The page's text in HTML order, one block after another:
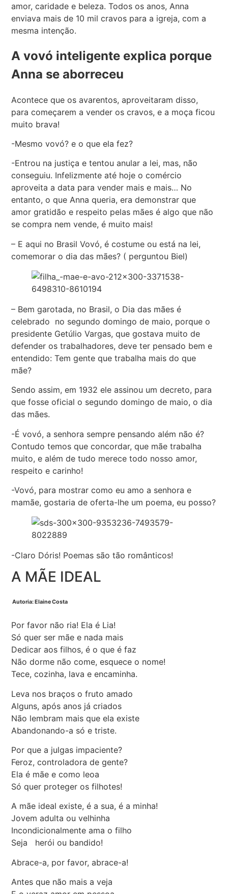
amor, caridade e beleza. Todos os anos, Anna
enviava mais de 10 mil cravos para a igreja, com a
mesma intenção.
A vovó inteligente explica porque
Anna se aborreceu
Acontece que os avarentos, aproveitaram disso,
para começarem a vender os cravos, e a moça ficou
muito brava!
-Mesmo vovó? e o que ela fez?
-Entrou na justiça e tentou anular a lei, mas, não
conseguiu. Infelizmente até hoje o comércio
aproveita a data para vender mais e mais… No
entanto, o que Anna queria, era demonstrar que
amor gratidão e respeito pelas mães é algo que não
se compra nem vende, é muito mais!
– E aqui no Brasil Vovó, é costume ou está na lei,
comemorar o dia das mães? ( perguntou Biel)
– Bem garotada, no Brasil, o Dia das mães é
celebrado no segundo domingo de maio, porque o
presidente Getúlio Vargas, que gostava muito de
defender os trabalhadores, deve ter pensado bem e
entendido: Tem gente que trabalha mais do que
mãe?
Sendo assim, em 1932 ele assinou um decreto, para
que fosse oficial o segundo domingo de maio, o dia
das mães.
-É vovó, a senhora sempre pensando além não é?
Contudo temos que concordar, que mãe trabalha
muito, e além de tudo merece todo nosso amor,
respeito e carinho!
-Vovó, para mostrar como eu amo a senhora e
mamãe, gostaria de oferta-lhe um poema, eu posso?
-Claro Dóris! Poemas são tão românticos!
A MÃE IDEAL
Autoria: Elaine Costa
Por favor não ria! Ela é Lia!
Só quer ser mãe e nada mais
Dedicar aos filhos, é o que é faz
Não dorme não come, esquece o nome!
Tece, cozinha, lava e encaminha.
Leva nos braços o fruto amado
Alguns, após anos já criados
Não lembram mais que ela existe
Abandonando-a só e triste.
Por que a julgas impaciente?
Feroz, controladora de gente?
Ela é mãe e como leoa
Só quer proteger os filhotes!
A mãe ideal existe, é a sua, é a minha!
Jovem adulta ou velhinha
Incondicionalmente ama o filho
Seja herói ou bandido!
Abrace-a, por favor, abrace-a!
Antes que não mais a veja